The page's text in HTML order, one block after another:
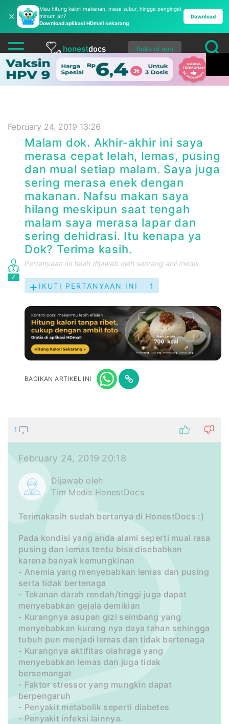
✕
Mau hitung kalori makanan, masa subur, hingga pengingat
minum air?
Download aplikasi HDmall sekarang
Download
Buka di app
February 24, 2019 13:26
Malam dok. Akhir-akhir ini saya
merasa cepat lelah, lemas, pusing
dan mual setiap malam. Saya juga
sering merasa enek dengan
makanan. Nafsu makan saya
hilang meskipun saat tengah
malam saya merasa lapar dan
sering dehidrasi. Itu kenapa ya
Dok? Terima kasih.
Pertanyaan ini telah dijawab oleh seorang ahli medis
IKUTI PERTANYAAN INI 1
BAGIKAN ARTIKEL INI
1
February 24, 2019 20:18
Dijawab oleh
Tim Medis HonestDocs
Terimakasih sudah bertanya di HonestDocs :)
Pada kondisi yang anda alami seperti mual rasa
pusing dan lemas tentu bisa disebabkan
karena banyak kemungkinan
- Anemia yang menyebabkan lemas dan pusing
serta tidak bertenaga
- Tekanan darah rendah/tinggi juga dapat
menyebabkan gejala demikian
- Kurangnya asupan gizi seimbang yang
menyebabkan kurang nya daya tahan sehingga
tubuh pun menjadi lemas dan tidak bertenaga
- Kurangnya aktifitas olahraga yang
menyebabkan lemas dan juga tidak
bersemangat
- Faktor stressor yang mungkin dapat
berpengaruh
- Penyakit metabolik seperti diabetes
- Penyakit infeksi lainnya.